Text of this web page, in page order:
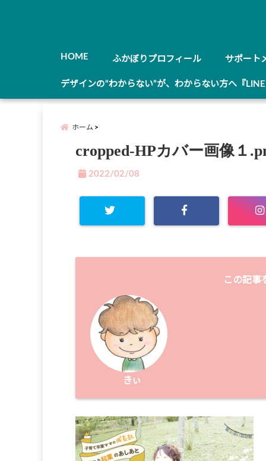
HOME ふかぼりプロフィール サポート
デザインの“わからない”が、わからない方へ『
ホーム
cropped-HPカバー画像１
2022/02/08
この記事
きぃ